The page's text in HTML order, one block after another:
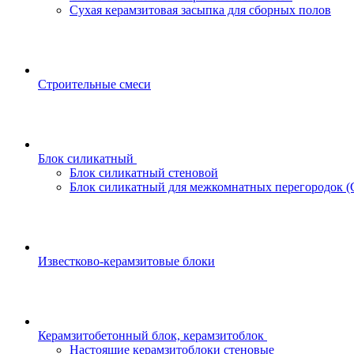
Сухая керамзитовая засыпка для сборных полов
Строительные смеси
Блок силикатный
Блок силикатный стеновой
Блок силикатный для межкомнатных перегородок
Известково-керамзитовые блоки
Керамзитобетонный блок, керамзитоблок
Настоящие керамзитоблоки стеновые